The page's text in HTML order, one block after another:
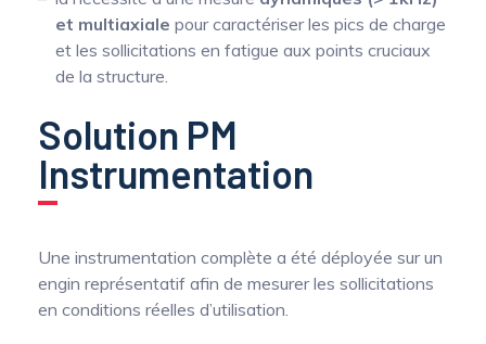
et multiaxiale pour caractériser les pics de charge
et les sollicitations en fatigue aux points cruciaux
de la structure.
Solution PM
Instrumentation
Une instrumentation complète a été déployée sur un
engin représentatif afin de mesurer les sollicitations
en conditions réelles d’utilisation.